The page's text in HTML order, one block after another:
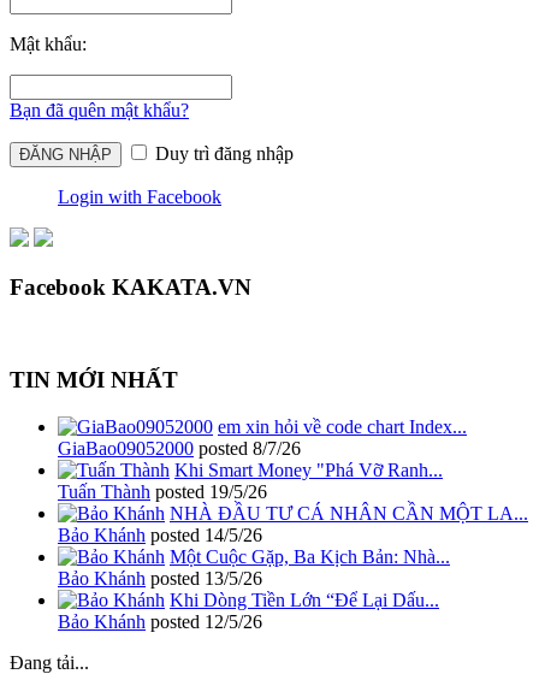
Mật khẩu:
Bạn đã quên mật khẩu?
Duy trì đăng nhập
Login with Facebook
Facebook KAKATA.VN
TIN MỚI NHẤT
em xin hỏi về code chart Index...
GiaBao09052000 posted 8/7/26
Khi Smart Money "Phá Vỡ Ranh...
Tuấn Thành posted 19/5/26
NHÀ ĐẦU TƯ CÁ NHÂN CẦN MỘT LA...
Bảo Khánh posted 14/5/26
Một Cuộc Gặp, Ba Kịch Bản: Nhà...
Bảo Khánh posted 13/5/26
Khi Dòng Tiền Lớn “Để Lại Dấu...
Bảo Khánh posted 12/5/26
Đang tải...